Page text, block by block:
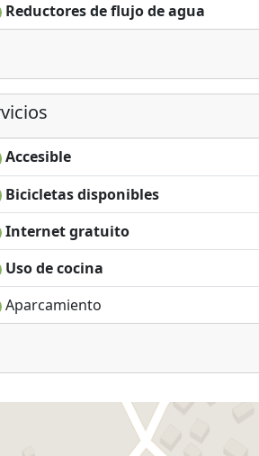
Reductores de flujo de agua
Accesible
Bicicletas disponibles
Internet gratuito
Uso de cocina
Aparcamiento